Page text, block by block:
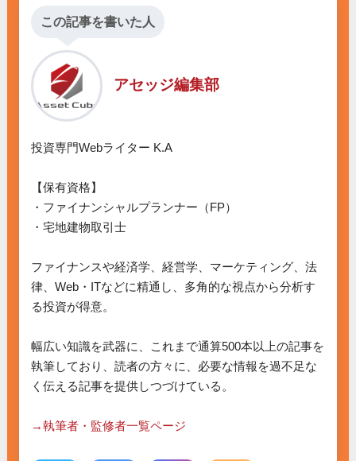
この記事を書いた人
アセッジ編集部
投資専門Webライター K.A
【保有資格】
・ファイナンシャルプランナー（FP）
・宅地建物取引士
ファイナンスや経済学、経営学、マーケティング、法
律、Web・ITなどに精通し、多角的な視点から分析す
る投資が得意。
幅広い知識を武器に、これまで通算500本以上の記事を
執筆しており、読者の方々に、必要な情報を過不足な
く伝える記事を提供しつづけている。
→執筆者・監修者一覧ページ